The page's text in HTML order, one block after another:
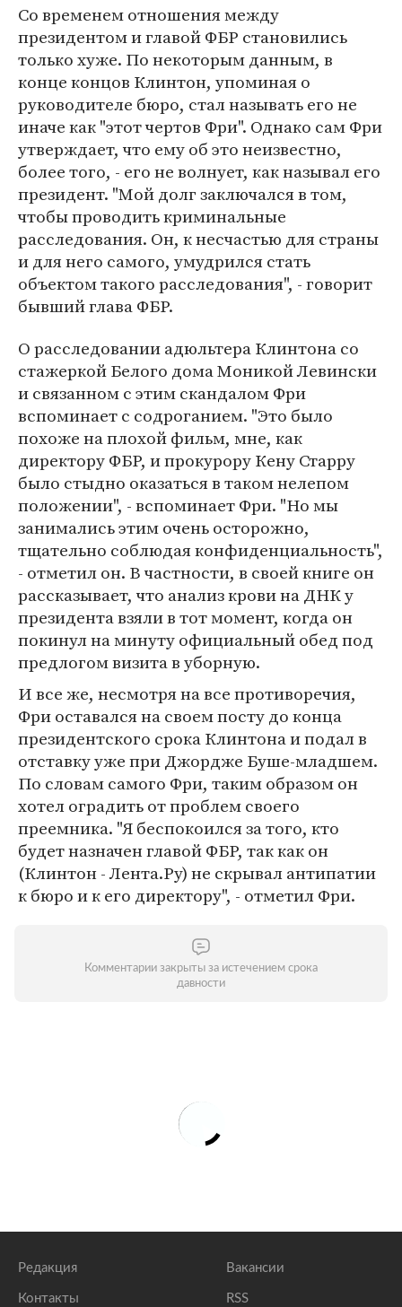
Со временем отношения между
президентом и главой ФБР становились
только хуже. По некоторым данным, в
конце концов Клинтон, упоминая о
руководителе бюро, стал называть его не
иначе как "этот чертов Фри". Однако сам Фри
утверждает, что ему об это неизвестно,
более того, - его не волнует, как называл его
президент. "Мой долг заключался в том,
чтобы проводить криминальные
расследования. Он, к несчастью для страны
и для него самого, умудрился стать
объектом такого расследования", - говорит
бывший глава ФБР.
О расследовании адюльтера Клинтона со
стажеркой Белого дома Моникой Левински
и связанном с этим скандалом Фри
вспоминает с содроганием. "Это было
похоже на плохой фильм, мне, как
директору ФБР, и прокурору Кену Старру
было стыдно оказаться в таком нелепом
положении", - вспоминает Фри. "Но мы
занимались этим очень осторожно,
тщательно соблюдая конфиденциальность",
- отметил он. В частности, в своей книге он
рассказывает, что анализ крови на ДНК у
президента взяли в тот момент, когда он
покинул на минуту официальный обед под
предлогом визита в уборную.
И все же, несмотря на все противоречия,
Фри оставался на своем посту до конца
президентского срока Клинтона и подал в
отставку уже при Джордже Буше-младшем.
По словам самого Фри, таким образом он
хотел оградить от проблем своего
преемника. "Я беспокоился за того, кто
будет назначен главой ФБР, так как он
(Клинтон - Лента.Ру) не скрывал антипатии
к бюро и к его директору", - отметил Фри.
Комментарии закрыты за истечением срока
давности
Редакция
Контакты
Вакансии
RSS